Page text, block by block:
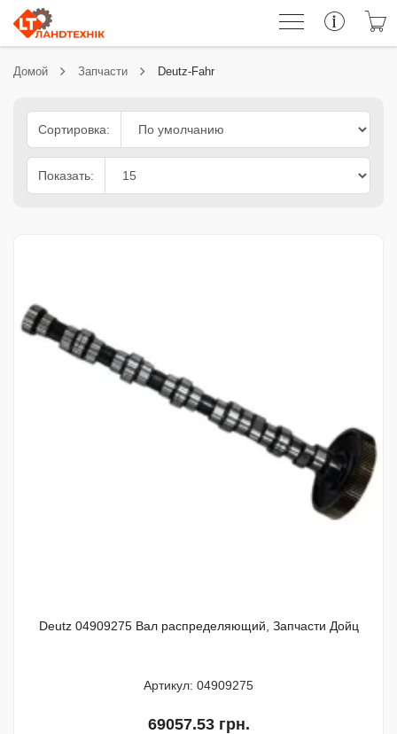
Домой Запчасти Deutz-Fahr
Сортировка:
Показать:
Deutz 04909275 Вал распределяющий, Запчасти Дойц
Артикул: 04909275
69057.53 грн.